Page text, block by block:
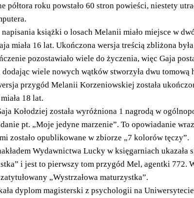
półtora roku powstało 60 stron powieści, niestety
książki o losach Melanii miało miejsce w
miała 16 lat. Ukończona wersja treścią zbliżona
pozostawiało wiele do życzenia, więc Gaja
wiele nowych wątków stworzyła dwu tomową
przygód Melanii Korzeniowskiej została
18 lat.
Kołodziej została wyróżniona 1 nagrodą w
pt. „Moje jedyne marzenie”. To opowiadanie
zostało opublikowane w zbiorze „7 kolorów tęczy”.
Wydawnictwa Lucky w księgarniach ukazała
i jest to pierwszy tom przygód Mel, agentki 772.
„Wystrzałowa maturzystka”.
dyplom magisterski z psychologii na